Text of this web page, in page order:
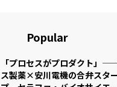
Popular
「プロセスがプロダクト」
ス製薬×安川電機の合弁スタ